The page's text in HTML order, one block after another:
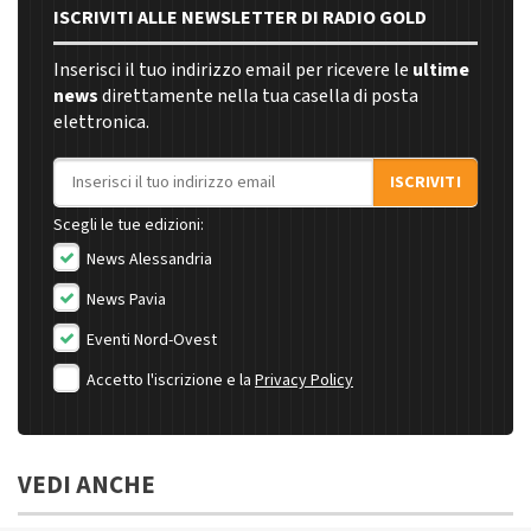
ISCRIVITI ALLE NEWSLETTER DI RADIO GOLD
Inserisci il tuo indirizzo email per ricevere le ultime
newsdirettamente nella tua casella di posta
elettronica.
Indirizzo email
ISCRIVITI
Scegli le tue edizioni:
News Alessandria
News Pavia
Eventi Nord-Ovest
Accetto l'iscrizione e la Privacy Policy
VEDI ANCHE